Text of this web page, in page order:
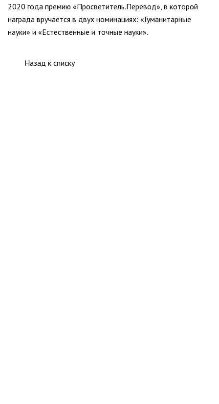
2020 года премию «Просветитель.Перевод», в которой
награда вручается в двух номинациях: «Гуманитарные
науки» и «Естественные и точные науки».
Назад к списку